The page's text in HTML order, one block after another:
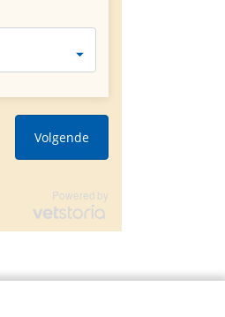
Volgende